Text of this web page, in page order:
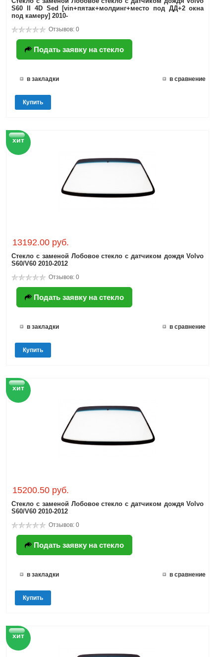
S60 II 4D Sed [vin+пятак+молдинг+место под ДД+2 окна
под камеру] 2010-
Отзывов: 0
Подать заявку на стекло
в закладки в сравнение
Купить
хит
13192.00 руб.
Стекло с заменой Лобовое стекло с датчиком дождя Volvo
S60/V60 2010-2012
Отзывов: 0
Подать заявку на стекло
в закладки в сравнение
Купить
хит
15200.50 руб.
Стекло с заменой Лобовое стекло с датчиком дождя Volvo
S60/V60 2010-2012
Отзывов: 0
Подать заявку на стекло
в закладки в сравнение
Купить
хит